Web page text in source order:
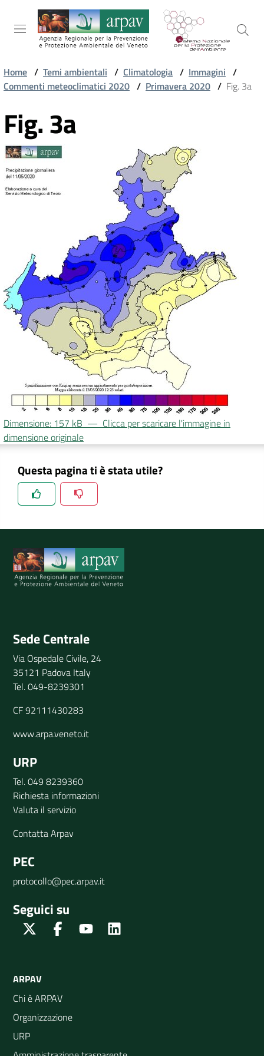
Salta al contenuto
Salta alla navigazione
Salta al footer
ARPAV
TEMI
AMBIENTALI
TERRITORIO
DATI
AMBIENTALI
Home / Temi ambientali / Climatologia / Immagini /
Commenti meteoclimatici 2020 / Primavera 2020 / Fig. 3a
Fig. 3a
Dimensione: 157 kB — Clicca per scaricare l'immagine in
dimensione originale
Questa pagina ti è stata utile?
Spiegaci perchè, e aiutaci a migliorare il servizio
Sede Centrale
Via Ospedale Civile, 24
35121 Padova Italy
Tel. 049-8239301
CF 92111430283
www.arpa.veneto.it
URP
Tel. 049 8239360
Richiesta informazioni
Valuta il servizio
Contatta Arpav
PEC
protocollo@pec.arpav.it
Seguici su
Twitter FacebookYoutube
ARPAV
Chi è ARPAV
Organizzazione
URP